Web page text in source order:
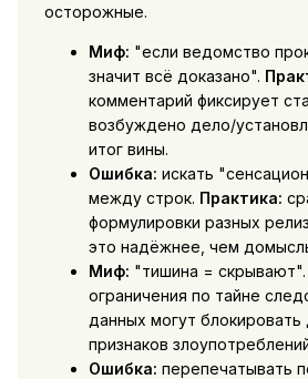
осторожные.
Миф: "если ведомство
значит всё доказано".
комментарий фиксирует
возбуждено дело/
итог вины.
Ошибка: искать
между строк. Практика:
формулировки разных
это надёжнее, чем
Миф: "тишина = скрывают".
ограничения по тайне
данных могут блокировать
признаков
Ошибка: перепечатывать